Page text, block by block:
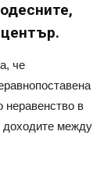
че
неравенство в
доходите между